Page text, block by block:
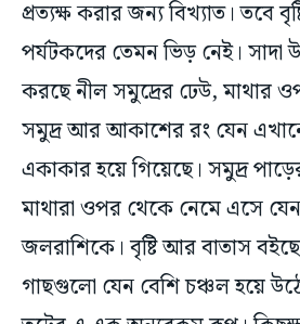
পর্যটকদের তেমন ভিড় নেই। সাদা
করছে নীল সমুদ্রের ঢেউ, মাথার
সমুদ্র আর আকাশের রং যেন
একাকার হয়ে গিয়েছে। সমুদ্র
মাথারা ওপর থেকে নেমে এসে যেন
জলরাশিকে। বৃষ্টি আর বাতাস
গাছগুলো যেন বেশি চঞ্চল হয়ে
তটের এ এক অন্যরকম রূপ।